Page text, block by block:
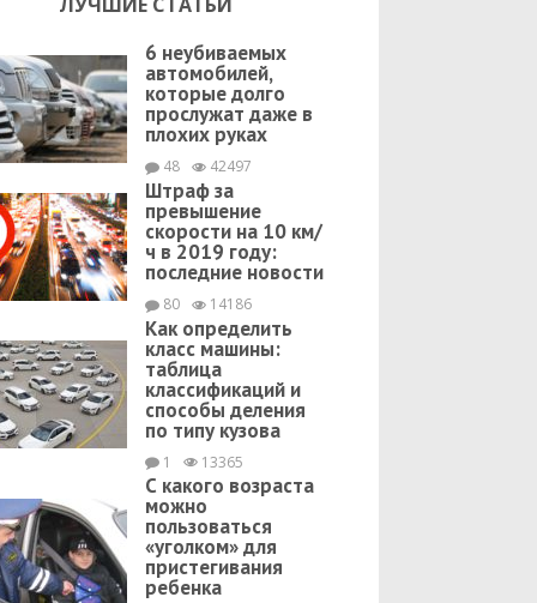
6 неубиваемых
автомобилей,
которые долго
прослужат даже в
плохих руках
48 42497
Штраф за
превышение
скорости на 10 км/
ч в 2019 году:
последние новости
80 14186
Как определить
класс машины:
таблица
классификаций и
способы деления
по типу кузова
1 13365
С какого возраста
можно
пользоваться
«уголком» для
пристегивания
ребенка